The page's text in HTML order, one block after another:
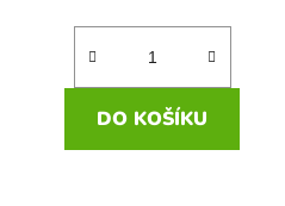
DO KOŠÍKU